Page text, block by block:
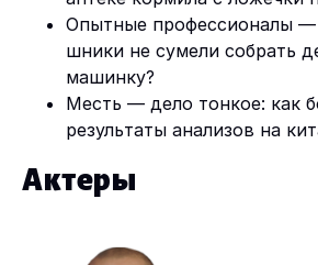
Опытные профессионалы
шники не сумели собрать
машинку?
Месть — дело тонкое: как
результаты анализов на
Актеры